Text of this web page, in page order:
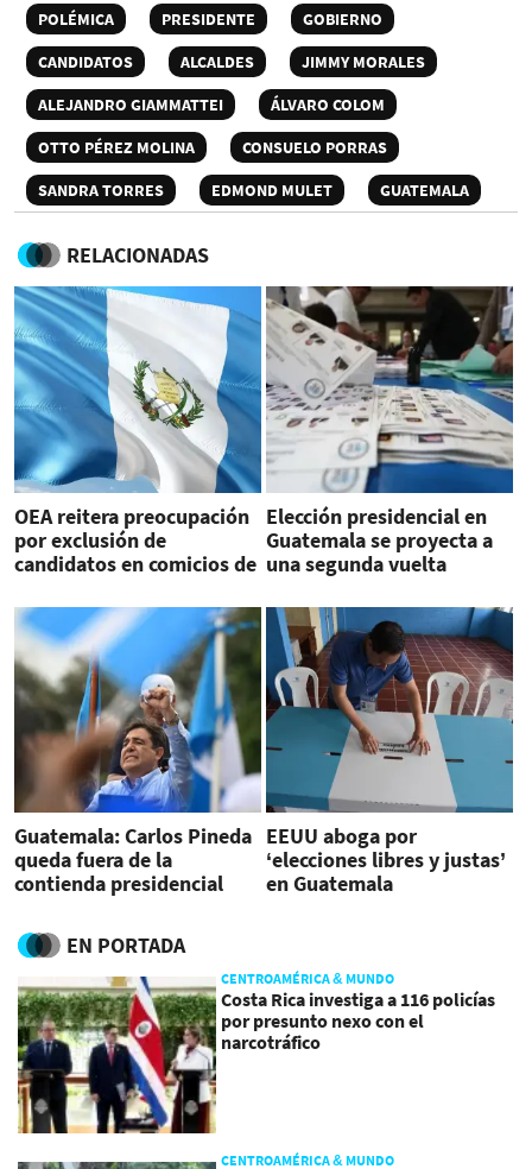
POLÉMICA
PRESIDENTE
GOBIERNO
CANDIDATOS
ALCALDES
JIMMY MORALES
ALEJANDRO GIAMMATTEI
ÁLVARO COLOM
OTTO PÉREZ MOLINA
CONSUELO PORRAS
SANDRA TORRES
EDMOND MULET GUATEMALA
RELACIONADAS
OEA reitera preocupación
por exclusión de
candidatos en comicios de
Elección presidencial en
Guatemala se proyecta a
una segunda vuelta
Guatemala: Carlos Pineda
queda fuera de la
contienda presidencial
EEUU aboga por
‘elecciones libres y justas’
en Guatemala
EN PORTADA
CENTROAMÉRICA & MUNDO
Costa Rica investiga a 116 policías
por presunto nexo con el
narcotráfico
CENTROAMÉRICA & MUNDO